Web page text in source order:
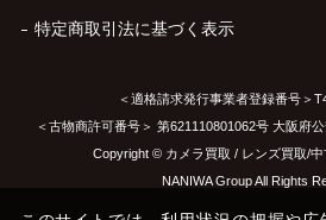
特定商取引法に基づく表示
＜適格請求発行事業者登録番号＞
＜古物商許可番号＞ 第621110801062号 大阪府
Copyright © カメラ買取 / レンズ買取/
NANIWA Group All Rights